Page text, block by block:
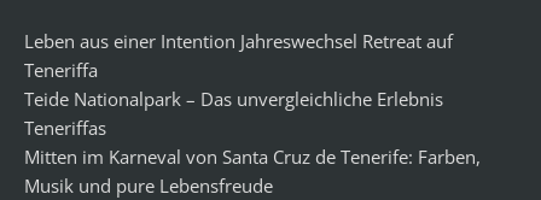
Leben aus einer Intention Jahreswechsel Retreat auf
Teneriffa
Teide Nationalpark – Das unvergleichliche Erlebnis
Teneriffas
Mitten im Karneval von Santa Cruz de Tenerife: Farben,
Musik und pure Lebensfreude